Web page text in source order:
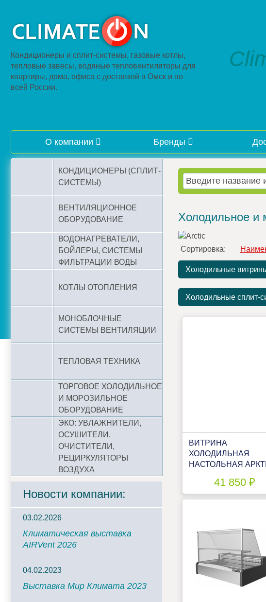
Кондиционеры и сплит-системы, газовые котлы,
тепловые завесы, водяные тепловентиляторы для
квартиры, дома, офиса с доставкой в Омск и по
всей России.
О компании Бренды
КОНДИЦИОНЕРЫ (СПЛИТ-
СИСТЕМЫ)
ВЕНТИЛЯЦИОННОЕ
ОБОРУДОВАНИЕ
ВОДОНАГРЕВАТЕЛИ,
БОЙЛЕРЫ, СИСТЕМЫ
ФИЛЬТРАЦИИ ВОДЫ
КОТЛЫ ОТОПЛЕНИЯ
МОНОБЛОЧНЫЕ
СИСТЕМЫ ВЕНТИЛЯЦИИ
ТЕПЛОВАЯ ТЕХНИКА
ТОРГОВОЕ ХОЛОДИЛЬНОЕ
И МОРОЗИЛЬНОЕ
ОБОРУДОВАНИЕ
ЭКО: УВЛАЖНИТЕЛИ,
ОСУШИТЕЛИ,
ОЧИСТИТЕЛИ,
РЕЦИРКУЛЯТОРЫ
ВОЗДУХА
Новости компании:
03.02.2026
Климатическая выставка
AIRVent 2026
04.02.2023
Выставка Мир Климата 2023
Холодильное и
Сортировка:
Холодильные
Холодильные сплит-
ВИТРИНА
ХОЛОДИЛЬНАЯ
НАСТОЛЬНАЯ
ПН 100
41 850 ₽